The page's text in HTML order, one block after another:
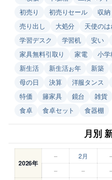
初売り
初売りセール 収納
売り出し
大処分 天使の
学習デスク
学習机 安い
家具無料引取り
家電 小
新生活
新生活ぉ年 新築
母の日
決算 洋服タンス
特価
籐家具 鏡台 雑貨
食卓
食卓セット 食器棚
月別
2026年
– 2月
–
–